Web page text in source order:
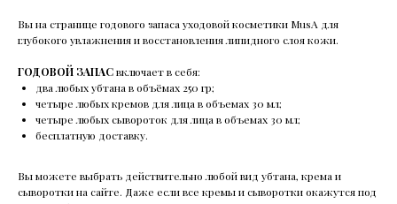
Вы на странице годового запаса уходовой косметики MusA для
глубокого увлажнения и восстановления липидного слоя кожи.
ГОДОВОЙ ЗАПАСвключает в себя:
два любых убтана в объёмах 250 гр;
четыре любых кремов для лица в объемах 30 мл;
четыре любых сывороток для лица в объемах 30 мл;
бесплатную доставку.
Вы можете выбрать действительно любой вид убтана, крема и
сыворотки на сайте. Даже если все кремы и сыворотки окажутся под